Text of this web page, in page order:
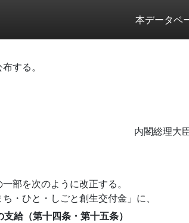
本データベ
する。
内閣総理大
部を次のように改正する。
・ひと・しごと創生交付金」に、
給（第十四条・第十五条）